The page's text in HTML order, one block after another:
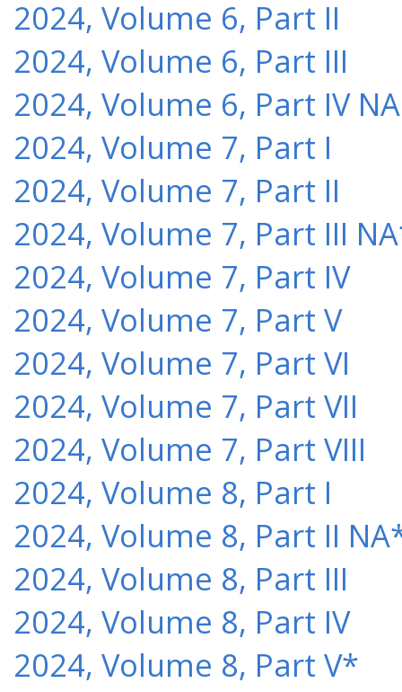
2024, Volume 6, Part II
2024, Volume 6, Part III
2024, Volume 6, Part IV NA
2024, Volume 7, Part I
2024, Volume 7, Part II
2024, Volume 7, Part III
2024, Volume 7, Part IV
2024, Volume 7, Part V
2024, Volume 7, Part VI
2024, Volume 7, Part VII
2024, Volume 7, Part VIII
2024, Volume 8, Part I
2024, Volume 8, Part II
2024, Volume 8, Part III
2024, Volume 8, Part IV
2024, Volume 8, Part V*